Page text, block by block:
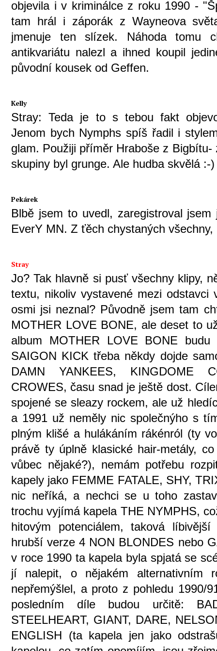
objevila i v kriminálce z roku 1990 -
tam hrál i záporák z Wayneova
jmenuje ten slízek. Náhoda tomu
antikvariátu nalezl a ihned koupil
původní kousek od Geffen.
Kelly
Stray: Teda je to s tebou fakt
Jenom bych Nymphs spíš řadil i
glam. Použiji příměr Hraboše z
skupiny byl grunge. Ale hudba skvělá :-)
Pekárek
Blbě jsem to uvedl, zaregistroval
EverY MN. Z ťěch chystaných
Stray
Jo? Tak hlavně si pusť všechny klipy,
textu, nikoliv vystavené mezi
osmi jsi neznal? Původně jsem tam
MOTHER LOVE BONE, ale deset to
album MOTHER LOVE BONE
SAIGON KICK třeba někdy dojde
DAMN YANKEES, KINGDOME
CROWES, času snad je ještě dost.
spojené se sleazy rockem, ale už
a 1991 už neměly nic společnýho s
plným klišé a hulákáním rákénról (ty
právě ty úplně klasické hair-metály,
vůbec nějaké?), nemám potřebu
kapely jako FEMME FATALE, SHY,
nic neříká, a nechci se u toho
trochu vyjímá kapela THE NYMPHS,
hitovým potenciálem, taková
hrubší verze 4 NON BLONDES nebo
v roce 1990 ta kapela byla spjatá se
jí nalepit, o nějakém alternativním
nepřemýšlel, a proto z pohledu 1990/
posledním díle budou určitě:
STEELHEART, GIANT, DARE,
ENGLISH (ta kapela jen jako